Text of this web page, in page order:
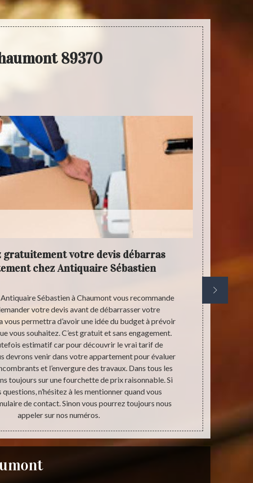
89370
gratuitement votre devis débarras
chez Antiquaire Sébastien
Sébastien à Chaumont vous recommande
votre devis avant de débarrasser votre
vous permettra d’avoir une idée du budget à prévoir
vous souhaitez. C’est gratuit et sans engagement.
estimatif car pour découvrir le vrai tarif de
devrons venir dans votre appartement pour évaluer
et l’envergure des travaux. Dans tous les
toujours sur une fourchette de prix raisonnable. Si
questions, n’hésitez à les mentionner quand vous
de contact. Sinon vous pourrez toujours nous
appeler sur nos numéros.